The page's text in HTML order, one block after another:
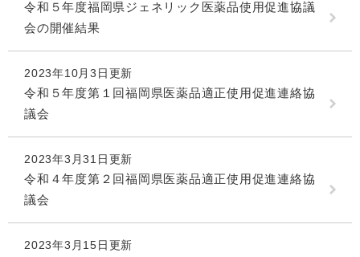
令和５年度福岡県ジェネリック医薬品使用促進協議
会の開催結果
2023年10月3日更新
令和５年度第１回福岡県医薬品適正使用促進連絡協
議会
2023年3月31日更新
令和４年度第２回福岡県医薬品適正使用促進連絡協
議会
2023年3月15日更新